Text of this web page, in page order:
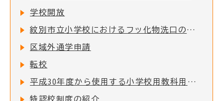
学校開放
紋別市立小学校におけるフッ化物洗口の実施について
区域外通学申請
転校
平成30年度から使用する小学校用教科用図書の採択結果について
特認校制度の紹介